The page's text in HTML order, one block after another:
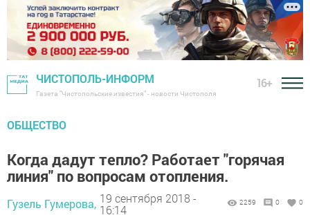
ЧИСТОПОЛЬ-ИНФОРМ
Газета "Чистопольские известия" - новости Чистополя
16+
ОБЩЕСТВО
Когда дадут тепло? Работает "горячая
линия" по вопросам отопления.
Гузель Гумерова, 19 сентября 2018 -
16:14
2259 0 0